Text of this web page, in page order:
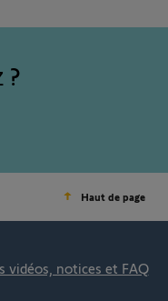
Haut de page
vidéos, notices et FAQ